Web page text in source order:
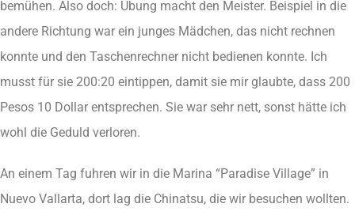
bemühen. Also doch: Übung macht den Meister. Beispiel in die
andere Richtung war ein junges Mädchen, das nicht rechnen
konnte und den Taschenrechner nicht bedienen konnte. Ich
musst für sie 200:20 eintippen, damit sie mir glaubte, dass 200
Pesos 10 Dollar entsprechen. Sie war sehr nett, sonst hätte ich
wohl die Geduld verloren.
An einem Tag fuhren wir in die Marina “Paradise Village” in
Nuevo Vallarta, dort lag die Chinatsu, die wir besuchen wollten.